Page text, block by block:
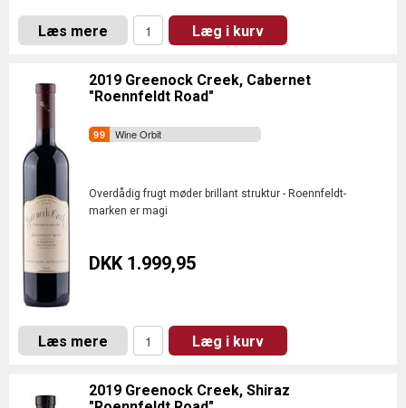
Læs mere Læg i kurv
2019 Greenock Creek, Cabernet
"Roennfeldt Road"
Wine Orbit
Overdådig frugt møder brillant struktur - Roennfeldt-
marken er magi
DKK 1.999,95
Læs mere Læg i kurv
2019 Greenock Creek, Shiraz